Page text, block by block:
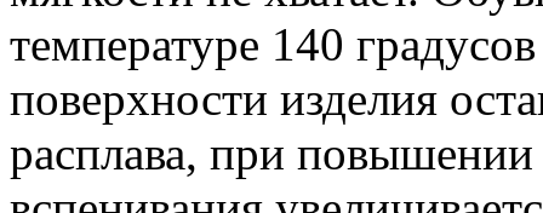
температуре 140
поверхности изделия
расплава, при